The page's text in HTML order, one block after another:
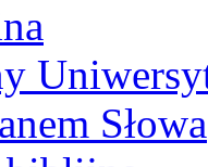
Słowa